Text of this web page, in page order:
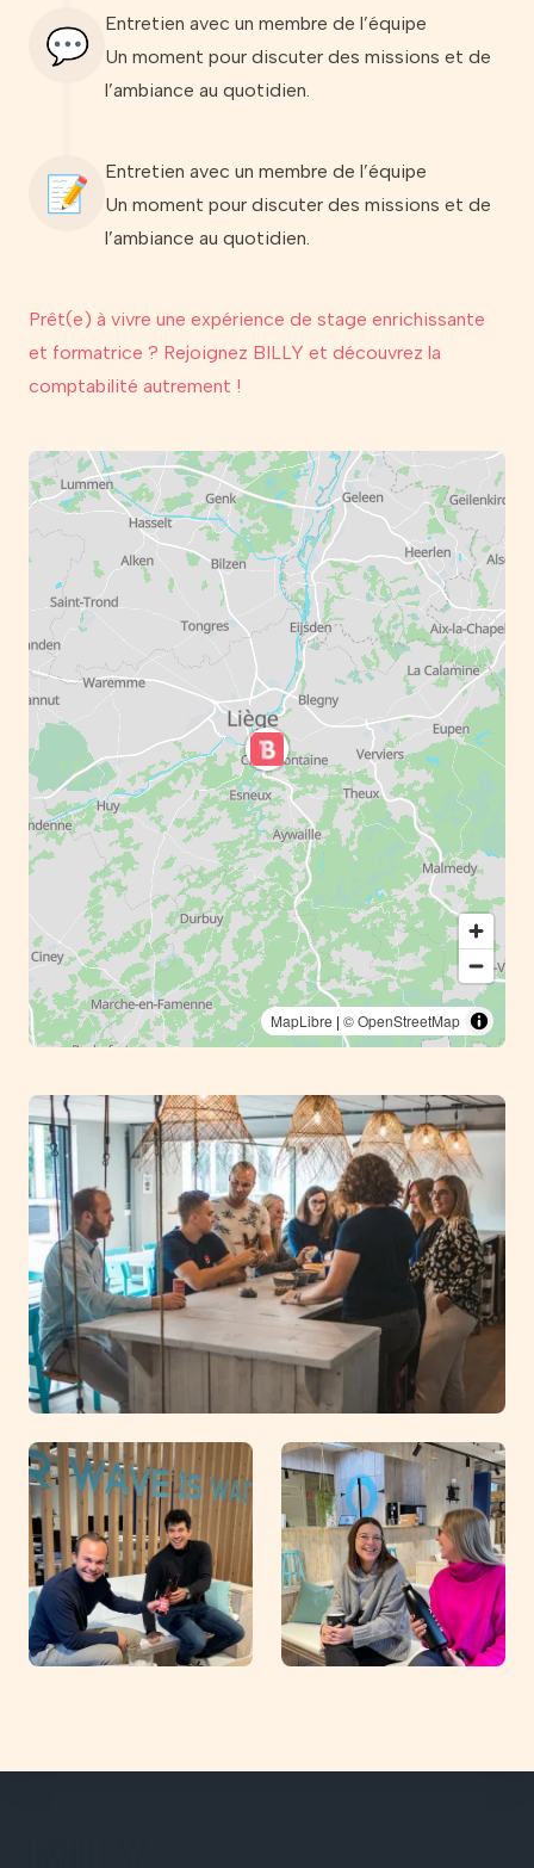
💬
Entretien avec un membre de l’équipe
Un moment pour discuter des missions et de
l’ambiance au quotidien.
📝
Entretien avec un membre de l’équipe
Un moment pour discuter des missions et de
l’ambiance au quotidien.
Prêt(e) à vivre une expérience de stage enrichissante
et formatrice ? Rejoignez BILLY et découvrez la
comptabilité autrement !
MapLibre | © OpenStreetMap